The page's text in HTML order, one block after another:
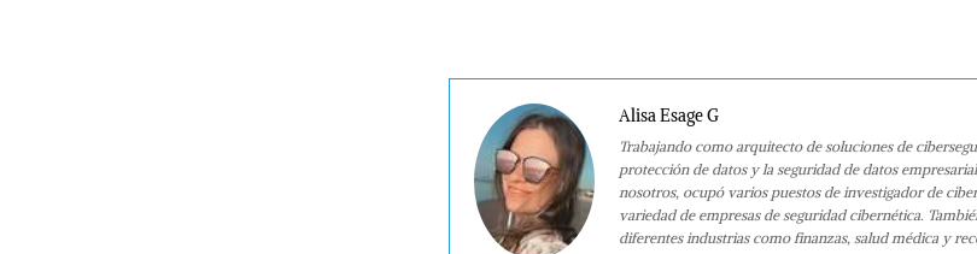
Alisa Esage G
Trabajando como arquitecto de soluciones de
protección de datos y la seguridad de datos
nosotros, ocupó varios puestos de investigador de
variedad de empresas de seguridad cibernética.
diferentes industrias como finanzas, salud médica y